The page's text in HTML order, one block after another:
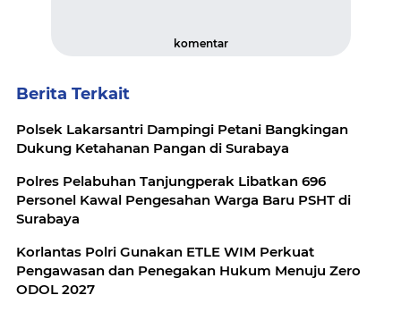
komentar
Berita Terkait
Polsek Lakarsantri Dampingi Petani Bangkingan
Dukung Ketahanan Pangan di Surabaya
Polres Pelabuhan Tanjungperak Libatkan 696
Personel Kawal Pengesahan Warga Baru PSHT di
Surabaya
Korlantas Polri Gunakan ETLE WIM Perkuat
Pengawasan dan Penegakan Hukum Menuju Zero
ODOL 2027